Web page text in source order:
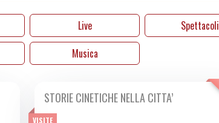
Live
Spettacoli
Musica
VISITE
DA SAB 28/10 A DOM 17/12 2023
STORIE CINETICHE NELLA CITTA’